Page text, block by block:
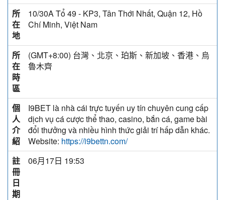
所
在
地
10/30A Tổ 49 - KP3, Tân Thới Nhất, Quận 12, Hồ
Chí Minh, Việt Nam
所
在
時
區
(GMT+8:00) 台灣、北京、珀斯、新加坡、香港、烏
魯木齊
個
人
介
紹
I9BET là nhà cái trực tuyến uy tín chuyên cung cấp
dịch vụ cá cược thể thao, casino, bắn cá, game bài
đổi thưởng và nhiều hình thức giải trí hấp dẫn khác.
Website: https://i9bettn.com/
註
冊
日
期
06月17日 19:53